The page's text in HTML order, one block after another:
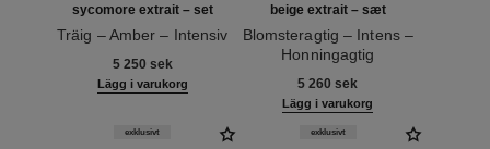
sycomore extrait – set
Träig – Amber – Intensiv
5 250 sek
Lägg i varukorg
beige extrait – sæt
Blomsteragtig – Intens –
Honningagtig
5 260 sek
Lägg i varukorg
exklusivt exklusivt